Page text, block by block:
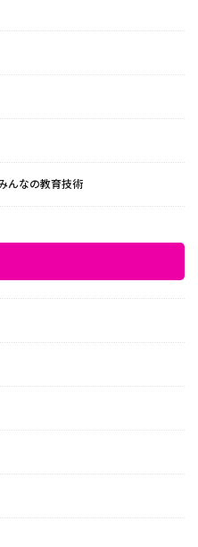
んなの教育技術